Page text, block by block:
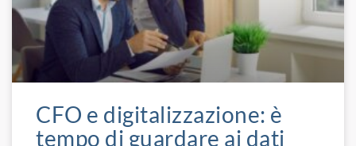
CFO e digitalizzazione: è
tempo di guardare ai dati